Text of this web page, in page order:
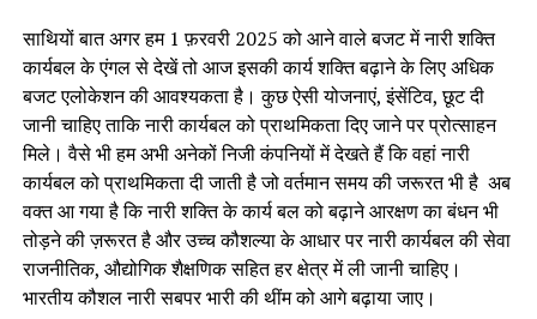
साथियों बात अगर हम 1 फ़रवरी 2025 को आने वाले बजट में नारी शक्ति
कार्यबल के एंगल से देखें तो आज इसकी कार्य शक्ति बढ़ाने के लिए अधिक
बजट एलोकेशन की आवश्यकता है। कुछ ऐसी योजनाएं, इंसेंटिव, छूट दी
जानी चाहिए ताकि नारी कार्यबल को प्राथमिकता दिए जाने पर प्रोत्साहन
मिले। वैसे भी हम अभी अनेकों निजी कंपनियों में देखते हैं कि वहां नारी
कार्यबल को प्राथमिकता दी जाती है जो वर्तमान समय की जरूरत भी है अब
वक्त आ गया है कि नारी शक्ति के कार्य बल को बढ़ाने आरक्षण का बंधन भी
तोड़ने की ज़रूरत है और उच्च कौशल्या के आधार पर नारी कार्यबल की सेवा
राजनीतिक, औद्योगिक शैक्षणिक सहित हर क्षेत्र में ली जानी चाहिए।
भारतीय कौशल नारी सबपर भारी की थींम को आगे बढ़ाया जाए।